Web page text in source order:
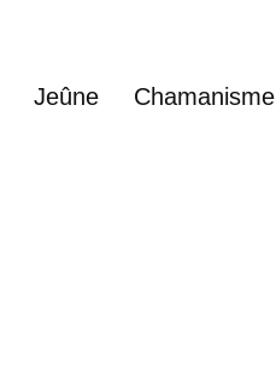
Jeûne Chamanisme